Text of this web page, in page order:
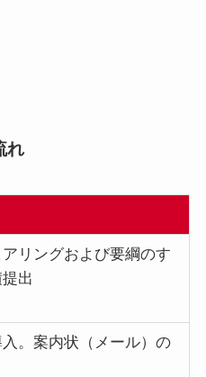
れ
リングおよび要綱のす
出
。案内状（メール）の